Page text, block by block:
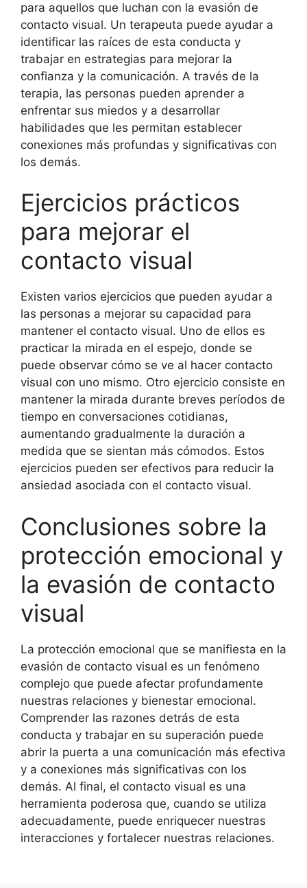
para aquellos que luchan con la evasión de
contacto visual. Un terapeuta puede ayudar a
identificar las raíces de esta conducta y
trabajar en estrategias para mejorar la
confianza y la comunicación. A través de la
terapia, las personas pueden aprender a
enfrentar sus miedos y a desarrollar
habilidades que les permitan establecer
conexiones más profundas y significativas con
los demás.
Ejercicios prácticos
para mejorar el
contacto visual
Existen varios ejercicios que pueden ayudar a
las personas a mejorar su capacidad para
mantener el contacto visual. Uno de ellos es
practicar la mirada en el espejo, donde se
puede observar cómo se ve al hacer contacto
visual con uno mismo. Otro ejercicio consiste en
mantener la mirada durante breves períodos de
tiempo en conversaciones cotidianas,
aumentando gradualmente la duración a
medida que se sientan más cómodos. Estos
ejercicios pueden ser efectivos para reducir la
ansiedad asociada con el contacto visual.
Conclusiones sobre la
protección emocional y
la evasión de contacto
visual
La protección emocional que se manifiesta en la
evasión de contacto visual es un fenómeno
complejo que puede afectar profundamente
nuestras relaciones y bienestar emocional.
Comprender las razones detrás de esta
conducta y trabajar en su superación puede
abrir la puerta a una comunicación más efectiva
y a conexiones más significativas con los
demás. Al final, el contacto visual es una
herramienta poderosa que, cuando se utiliza
adecuadamente, puede enriquecer nuestras
interacciones y fortalecer nuestras relaciones.